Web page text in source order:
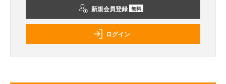
新規会員登録 無料
ログイン